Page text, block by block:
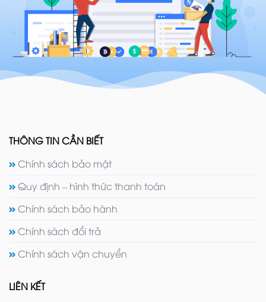
THÔNG TIN CẦN BIẾT
Chính sách bảo mật
Quy định – hình thức thanh toán
Chính sách bảo hành
Chính sách đổi trả
Chính sách vận chuyển
LIÊN KẾT